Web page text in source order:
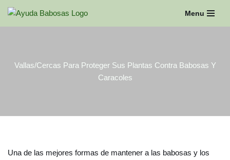
Saltar
Menu
Vallas/cercas Para Proteger Sus Plantas Contra Babosas Y
Caracoles
Una de las mejores formas de mantener a las babosas y los